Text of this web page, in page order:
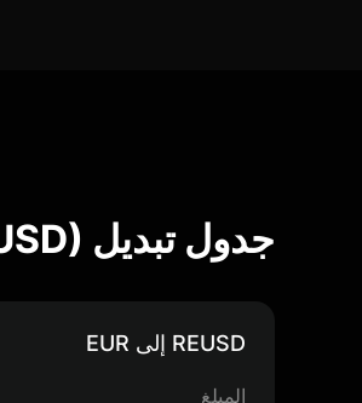
جدول تبديل Resupply USD (REUSD)
REUSD إلى EUR
المبلغ